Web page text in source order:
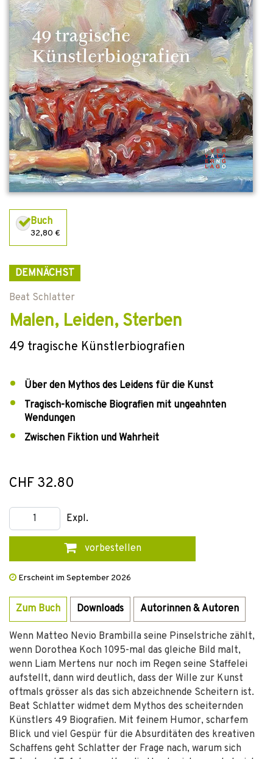
Buch
32,80 €
DEMNÄCHST
Beat Schlatter
Malen, Leiden, Sterben
49 tragische Künstlerbiografien
Über den Mythos des Leidens für die Kunst
Tragisch-komische Biografien mit ungeahnten
Wendungen
Zwischen Fiktion und Wahrheit
CHF 32.80
Expl.
vorbestellen
Erscheint im September 2026
Zum Buch Downloads Autorinnen & Autoren
Wenn Matteo Nevio Brambilla seine Pinselstriche zählt,
wenn Dorothea Koch 1095-mal das gleiche Bild malt,
wenn Liam Mertens nur noch im Regen seine Staffelei
aufstellt, dann wird deutlich, dass der Wille zur Kunst
oftmals grösser als das sich abzeichnende Scheitern ist.
Beat Schlatter widmet dem Mythos des scheiternden
Künstlers 49 Biografien. Mit feinem Humor, scharfem
Blick und viel Gespür für die Absurditäten des kreativen
Schaffens geht Schlatter der Frage nach, warum sich